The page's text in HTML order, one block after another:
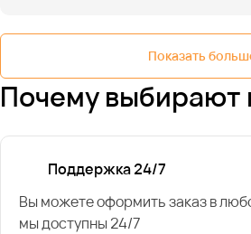
Показать
Почему выбирают
Поддержка 24/7
Вы можете оформить заказ в
мы доступны 24/7